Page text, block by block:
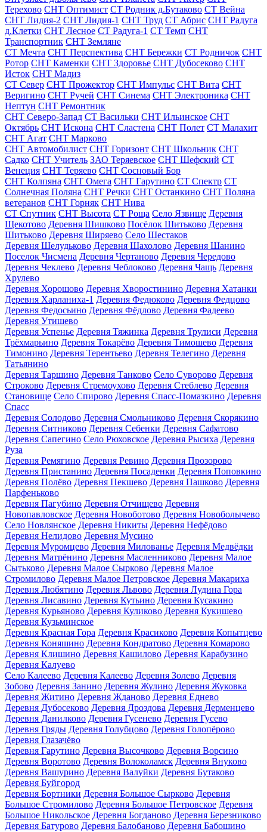
Терехово СНТ Оптимист СТ Родник д.Бутаково СТ Вейна
СНТ Лидия-2 СНТ Лидия-1 СНТ Труд СТ Абрис СНТ Радуга
д.Клетки СНТ Лесное СТ Радуга-1 СТ Темп СНТ
Транспортник СНТ Земляне
СТ Мечта СНТ Перспектива СНТ Бережки СТ Родничок СНТ
Ротор СНТ Каменки СНТ Здоровье СНТ Дубосеково СНТ
Исток СНТ Мадиз
СТ Север СНТ Прожектор СНТ Импульс СНТ Вита СНТ
Веригино СНТ Ручей СНТ Синема СНТ Электроника СНТ
Нептун СНТ Ремонтник
СНТ Северо-Запад СТ Васильки СНТ Ильинское СНТ
Октябрь СНТ Искона СНТ Сластена СНТ Полет СТ Малахит
СНТ Агат СНТ Марково
СНТ Автомобилист СНТ Горизонт СНТ Школьник СНТ
Садко СНТ Учитель ЗАО Теряевское СНТ Шефский СТ
Венеция СНТ Теряево СНТ Сосновый Бор
СНТ Колпяна СНТ Омега СНТ Гарутино СТ Спектр СТ
Солнечная Поляна СНТ Речки СНТ Останкино СНТ Поляна
ветеранов СНТ Горняк СНТ Нива
СТ Спутник СНТ Высота СТ Роща Село Язвище Деревня
Щекотово Деревня Шишково Посёлок Шитьково Деревня
Шитьково Деревня Ширяево Село Шестаков
Деревня Шелудьково Деревня Шахолово Деревня Шанино
Поселок Чисмена Деревня Чертаново Деревня Чередово
Деревня Чеклево Деревня Чеблоково Деревня Чащь Деревня
Хрулево
Деревня Хорошово Деревня Хворостинино Деревня Хатанки
Деревня Харланиха-1 Деревня Федюково Деревня Федцово
Деревня Федосьино Деревня Фёдлово Деревня Фадеево
Деревня Утишево
Деревня Успенье Деревня Тяжинка Деревня Трулиси Деревня
Трёхмарьино Деревня Токарёво Деревня Тимошево Деревня
Тимонино Деревня Терентьево Деревня Телегино Деревня
Татьянино
Деревня Таршино Деревня Танково Село Суворово Деревня
Строково Деревня Стремоухово Деревня Стеблево Деревня
Становище Село Спирово Деревня Спасс-Помазкино Деревня
Спасс
Деревня Солодово Деревня Смольниково Деревня Скорякино
Деревня Ситниково Деревня Себенки Деревня Сафатово
Деревня Сапегино Село Рюховское Деревня Рысиха Деревня
Руза
Деревня Ремягино Деревня Ревино Деревня Прозорово
Деревня Пристанино Деревня Посаденки Деревня Поповкино
Деревня Полёво Деревня Пекшево Деревня Пашково Деревня
Парфеньково
Деревня Пагубино Деревня Отчищево Деревня
Новопавловское Деревня Новоботово Деревня Новоболычево
Село Новлянское Деревня Никиты Деревня Нефёдово
Деревня Нелидово Деревня Мусино
Деревня Муромцево Деревня Милованье Деревня Медвёдки
Деревня Матрёнино Деревня Масленниково Деревня Малое
Сытьково Деревня Малое Сырково Деревня Малое
Стромилово Деревня Малое Петровское Деревня Макариха
Деревня Любятино Деревня Львово Деревня Лудина Гора
Деревня Лисавино Деревня Кутьино Деревня Кусакино
Деревня Курьяново Деревня Куликово Деревня Кукишево
Деревня Кузьминское
Деревня Красная Гора Деревня Красиково Деревня Копытцево
Деревня Коняшино Деревня Кондратово Деревня Комарово
Деревня Клишино Деревня Кашилово Деревня Карабузино
Деревня Калуево
Село Калеево Деревня Калеево Деревня Золево Деревня
Зобово Деревня Занино Деревня Жулино Деревня Жуковка
Деревня Житино Деревня Жданово Деревня Еднево
Деревня Дубосеково Деревня Дроздова Деревня Дерменцево
Деревня Данилково Деревня Гусенево Деревня Гусево
Деревня Гряды Деревня Голубцово Деревня Голопёрово
Деревня Глазачёво
Деревня Гарутино Деревня Высочково Деревня Ворсино
Деревня Воротово Деревня Волоколамск Деревня Внуково
Деревня Вашурино Деревня Валуйки Деревня Бутаково
Деревня Буйгород
Деревня Бортники Деревня Большое Сырково Деревня
Большое Стромилово Деревня Большое Петровское Деревня
Большое Никольское Деревня Богданово Деревня Березниково
Деревня Батурово Деревня Балобаново Деревня Бабошино